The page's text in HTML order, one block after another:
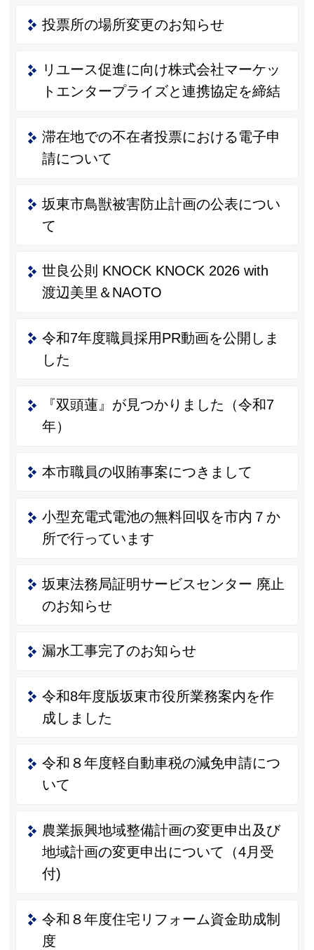
投票所の場所変更のお知らせ
リユース促進に向け株式会社マーケッ
トエンタープライズと連携協定を締結
滞在地での不在者投票における電子申
請について
坂東市鳥獣被害防止計画の公表につい
て
世良公則 KNOCK KNOCK 2026 with
渡辺美里＆NAOTO
令和7年度職員採用PR動画を公開しま
した
『双頭蓮』が見つかりました（令和7
年）
本市職員の収賄事案につきまして
小型充電式電池の無料回収を市内７か
所で行っています
坂東法務局証明サービスセンター 廃止
のお知らせ
漏水工事完了のお知らせ
令和8年度版坂東市役所業務案内を作
成しました
令和８年度軽自動車税の減免申請につ
いて
農業振興地域整備計画の変更申出及び
地域計画の変更申出について（4月受
付)
令和８年度住宅リフォーム資金助成制
度